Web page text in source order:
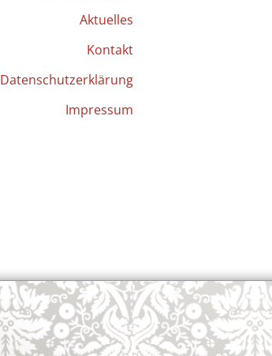
Aktuelles
Kontakt
Datenschutzerklärung
Impressum